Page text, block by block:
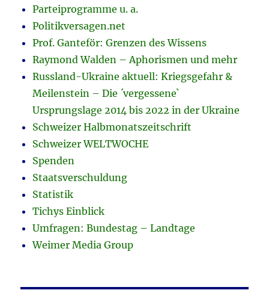
Parteiprogramme u. a.
Politikversagen.net
Prof. Ganteför: Grenzen des Wissens
Raymond Walden – Aphorismen und mehr
Russland-Ukraine aktuell: Kriegsgefahr &
Meilenstein – Die ´vergessene`
Ursprungslage 2014 bis 2022 in der Ukraine
Schweizer Halbmonatszeitschrift
Schweizer WELTWOCHE
Spenden
Staatsverschuldung
Statistik
Tichys Einblick
Umfragen: Bundestag – Landtage
Weimer Media Group